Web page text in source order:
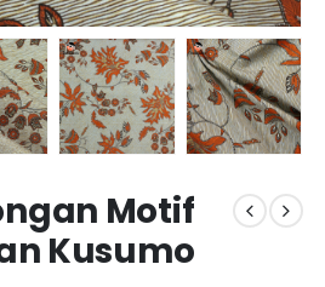
Motif
Kusumo